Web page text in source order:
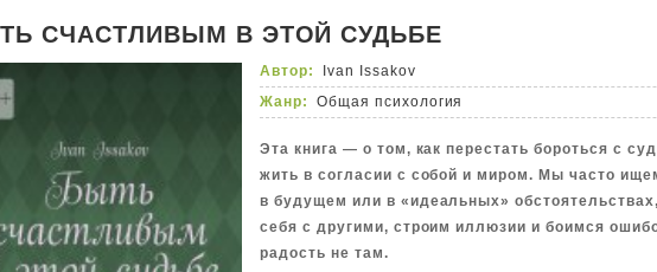
СЧАСТЛИВЫМ В ЭТОЙ СУДЬБЕ
Автор:
Ivan Issakov
Жанр:
Общая психология
Эта книга — о том, как перестать бороться с
жить в согласии с собой и миром. Мы часто
в будущем или в «идеальных»
себя с другими, строим иллюзии и боимся
радость не там.